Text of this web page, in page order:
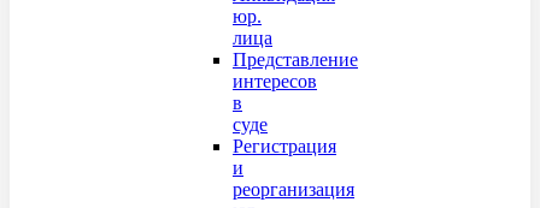
юр.
лица
Представление
интересов
в
суде
Регистрация
и
реорганизация